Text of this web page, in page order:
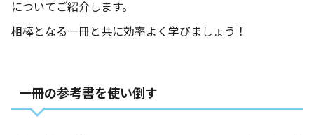
についてご紹介します。
相棒となる一冊と共に効率よく学びましょう！
一冊の参考書を使い倒す